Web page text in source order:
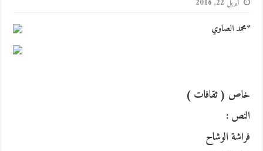
أبريل 22, 2016
*محمد الصاوي
خاص ( ثقافات )
النص :
فراشة الوشاح